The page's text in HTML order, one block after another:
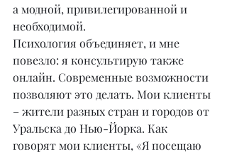
а модной, привилегированной и
необходимой.
Психология объединяет, и мне
повезло: я консультирую также
онлайн. Современные возможности
позволяют это делать. Мои клиенты
– жители разных стран и городов от
Уральска до Нью-Йорка. Как
говорят мои клиенты, «Я посещаю